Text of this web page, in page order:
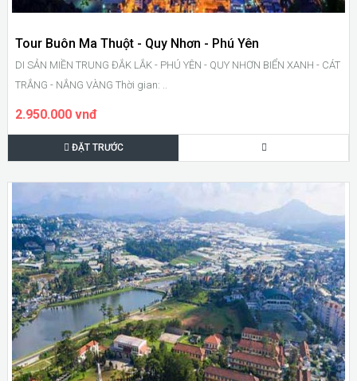
Tour Buôn Ma Thuột - Quy Nhơn - Phú Yên
DI SẢN MIỀN TRUNG ĐẮK LẮK - PHÚ YÊN - QUY NHƠN BIỂN XANH - CÁT
TRẮNG - NẮNG VÀNG Thời gian: ..
2.950.000 vnđ
ĐẶT TRƯỚC